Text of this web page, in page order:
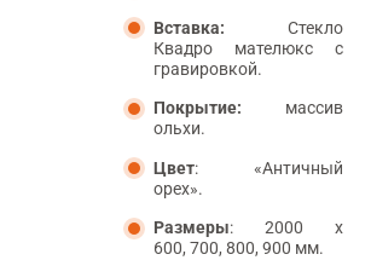
Вставка: Стекло
Квадро мателюкс с
гравировкой.
Покрытие: массив
ольхи.
Цвет: «Античный
орех».
Размеры: 2000 х
600, 700, 800, 900 мм.